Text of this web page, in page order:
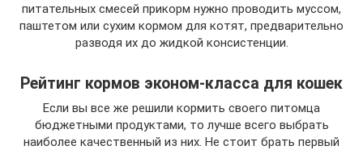
питательных смесей прикорм нужно проводить муссом,
паштетом или сухим кормом для котят, предварительно
разводя их до жидкой консистенции.
Рейтинг кормов эконом-класса для кошек
Если вы все же решили кормить своего питомца
бюджетными продуктами, то лучше всего выбрать
наиболее качественный из них. Не стоит брать первый